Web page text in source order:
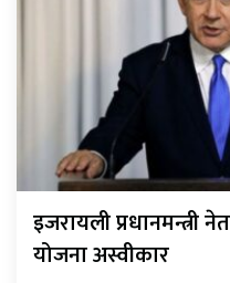
इजरायली प्रधानमन्त्री
योजना अस्वीकार